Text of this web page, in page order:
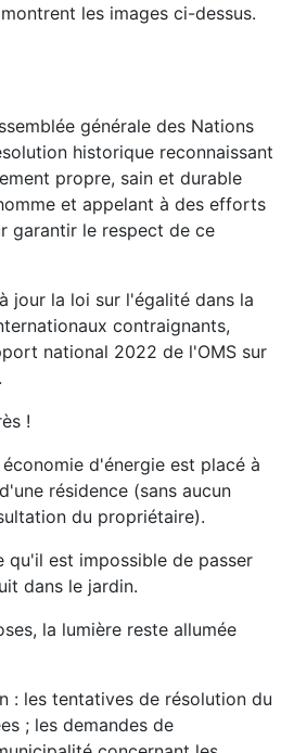
les images ci-dessus.
générale des Nations
historique reconnaissant
propre, sain et durable
et appelant à des efforts
garantir le respect de ce
jour la loi sur l'égalité dans la
contraignants,
national 2022 de l'OMS sur
!
d'énergie est placé à
résidence (sans aucun
du propriétaire).
qu'il est impossible de passer
dans le jardin.
la lumière reste allumée
: les tentatives de résolution du
; les demandes de